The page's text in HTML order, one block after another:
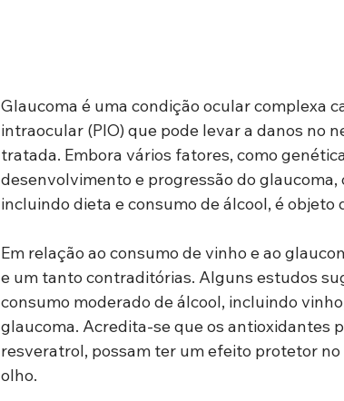
Glaucoma é uma condição ocular complexa
intraocular (PIO) que pode levar a danos no
tratada. Embora vários fatores, como
desenvolvimento e progressão do
incluindo dieta e consumo de álcool, é objeto
Em relação ao consumo de vinho e ao
e um tanto contraditórias. Alguns estudos
consumo moderado de álcool, incluindo
glaucoma. Acredita-se que os antioxidantes
resveratrol, possam ter um efeito protetor
olho.